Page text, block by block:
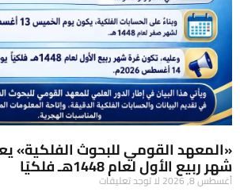
«المعهد القومي للبحوث الفلكية»
شهر ربيع الأول لعام 1448هـ فلكيًا
أغسطس 8, 2026 لا توجد تعليقات